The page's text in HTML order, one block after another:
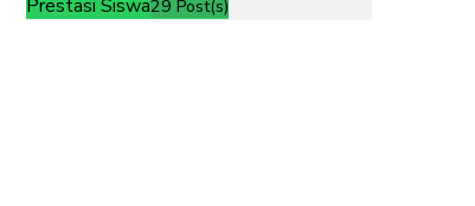
Prestasi Siswa29 Post(s)